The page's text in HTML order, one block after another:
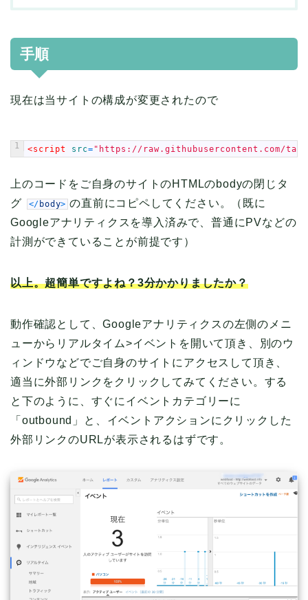
手順
現在は当サイトの構成が変更されたので
1 <script src= "https://raw.githubusercontent.com/
上のコードをご自身のサイトのHTMLのbodyの閉じタ
グ
</ body> の直前にコピペしてください。（既に
Googleアナリティクスを導入済みで、普通にPVなどの
計測ができていることが前提です）
以上。超簡単ですよね？3分かかりましたか？
動作確認として、Googleアナリティクスの左側のメニ
ューからリアルタイム>イベントを開いて頂き、別のウ
ィンドウなどでご自身のサイトにアクセスして頂き、
適当に外部リンクをクリックしてみてください。する
と下のように、すぐにイベントカテゴリーに
「outbound」と、イベントアクションにクリックした
外部リンクのURLが表示されるはずです。